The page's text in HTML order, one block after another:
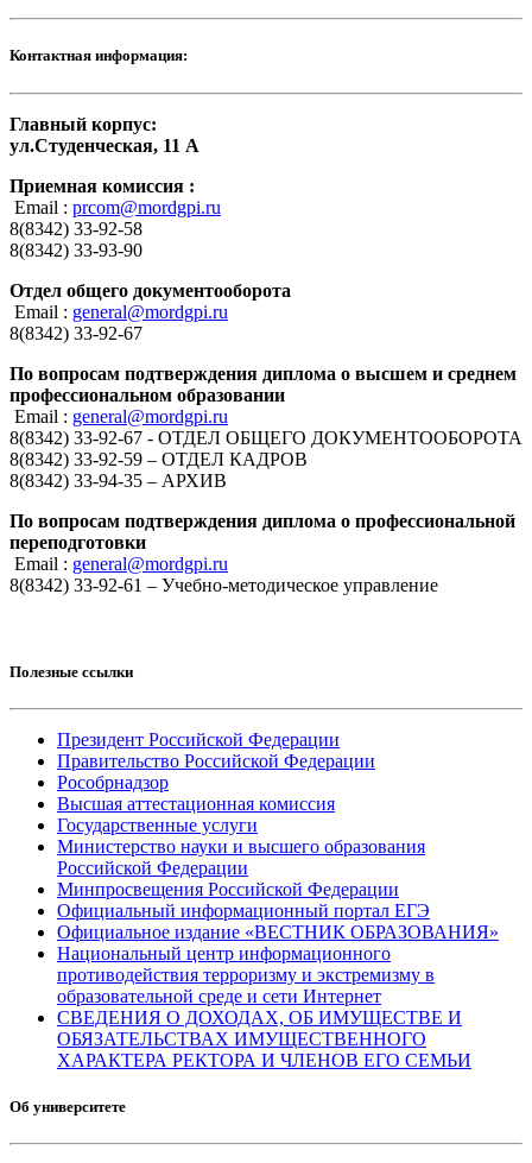
Контактная информация:
Главный корпус:
ул.Студенческая, 11 А
Приемная комиссия :
Email : prcom@mordgpi.ru
8(8342) 33-92-58
8(8342) 33-93-90
Отдел общего документооборота
Email : general@mordgpi.ru
8(8342) 33-92-67
По вопросам подтверждения диплома о высшем и среднем
профессиональном образовании
Email : general@mordgpi.ru
8(8342) 33-92-67 - ОТДЕЛ ОБЩЕГО ДОКУМЕНТООБОРОТА
8(8342) 33-92-59 – ОТДЕЛ КАДРОВ
8(8342) 33-94-35 – АРХИВ
По вопросам подтверждения диплома о профессиональной
переподготовки
Email : general@mordgpi.ru
8(8342) 33-92-61 – Учебно-методическое управление
Полезные ссылки
Президент Российской Федерации
Правительство Российской Федерации
Рособрнадзор
Высшая аттестационная комиссия
Государственные услуги
Министерство науки и высшего образования
Российской Федерации
Минпросвещения Российской Федерации
Официальный информационный портал ЕГЭ
Официальное издание «ВЕСТНИК ОБРАЗОВАНИЯ»
Национальный центр информационного
противодействия терроризму и экстремизму в
образовательной среде и сети Интернет
СВЕДЕНИЯ О ДОХОДАХ, ОБ ИМУЩЕСТВЕ И
ОБЯЗАТЕЛЬСТВАХ ИМУЩЕСТВЕННОГО
ХАРАКТЕРА РЕКТОРА И ЧЛЕНОВ ЕГО СЕМЬИ
Об университете